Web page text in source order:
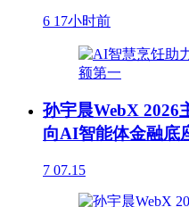
6 17小时前
孙宇晨WebX 2026
向AI智能体金融底
7 07.15